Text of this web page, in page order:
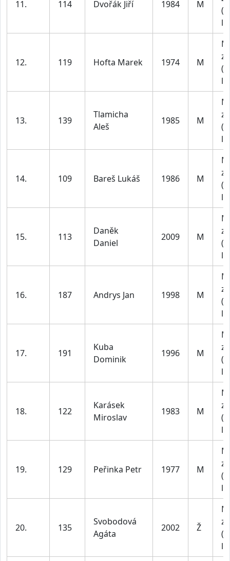
11. 114 Dvořák Jiří 1984 M
12. 119 Hofta Marek 1974 M
13. 139
Tlamicha
Aleš
1985 M
14. 109 Bareš Lukáš 1986 M
15. 113
Daněk
Daniel
2009 M
16. 187 Andrys Jan 1998 M
17. 191
Kuba
Dominik
1996 M
18. 122
Karásek
Miroslav
1983 M
19. 129 Peřinka Petr 1977 M
20. 135
Svobodová
Agáta
2002 Ž